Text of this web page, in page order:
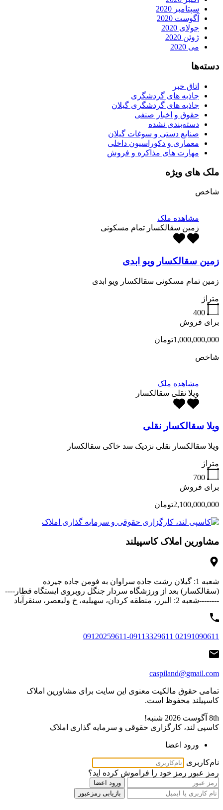
سپتامبر 2020
آگوست 2020
جولای 2020
ژوئن 2020
می 2020
دسته‌ها
اتاق خبر
جاذبه های گردشگری
جاذبه های گردشگری گیلان
حقوق و اخبار صنفی
دسته‌بندی نشده
صنایع دستی و سوغات گیلان
معماری و دکوراسیون داخلی
مهارت های مذاکره و فروش
ملک های ویژه
شاخص
مشاهده ملک
زمین سقالکسار تمام مسکونی
زمین سقالکسار ویو ابدی
زمین تمام مسکونی سقالکسار ویو ابدی
متراژ
400
برای فروش
1,000,000,000تومان
شاخص
مشاهده ملک
ویلا نقلی سقالکسار
ویلا سقالکسار نقلی
ویلا سقالکسار نقلی نزدیک سد خاکی سقالکسار
متراژ
700
برای فروش
2,100,000,000تومان
مشاورین املاک کاسپیلند
شعبه 1: گیلان رشت جاده سراوان به فومن جاده جیرده
(سقالکسار) بعد از ورزشگاه سردار جنگل روبروی ایستگاه قطار----
--------شعبه 2: البرز، منطقه کردان، سهیلیه، خ ولیعصر، سنقرآباد
02191090611 09120259611-09113329611
caspiland@gmail.com
تمامی حقوق مالکیت معنوی این ‌سایت برای مشاورین املاک
کاسپیلند محفوظ است.
8th آگوست 2026
شنبه!
کاسپی لند، کارگزاری حقوقی و سرمایه گذاری املاک
ورود اعضا
نام‌کاربری
رمز عبور رمز خود را فراموش کرده اید؟
ورود اعضا
بازیابی رمزعبور